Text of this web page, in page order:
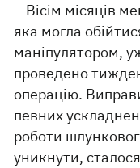
– Вісім місяців
яка могла
маніпулятором,
проведено
операцію.
певних
роботи
уникнути,